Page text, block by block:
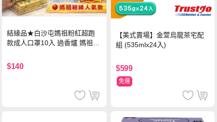
結緣品★白沙屯媽祖粉紅超跑
款成人口罩10入 過香爐 媽祖加
$140
【美式賣場】金萱烏龍茶宅配
組 (535mlx24入)
$599
免運